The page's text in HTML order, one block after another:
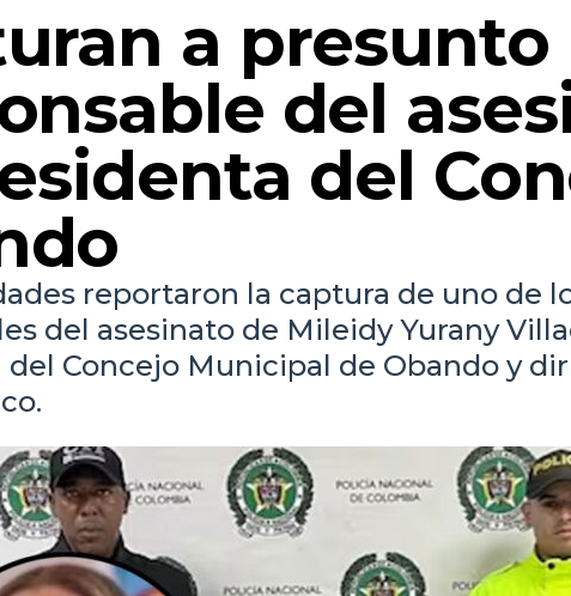
a presunto
del
del
reportaron la captura de uno de
del asesinato de Mileidy Yurany
del Concejo Municipal de Obando y